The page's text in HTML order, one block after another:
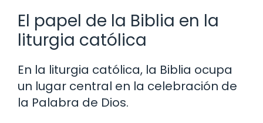
El papel de la Biblia en la
liturgia católica
En la liturgia católica, la Biblia ocupa
un lugar central en la celebración de
la Palabra de Dios.